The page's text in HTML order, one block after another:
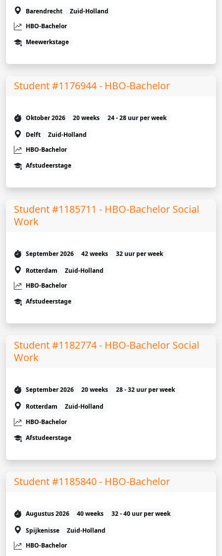
Barendrecht
Zuid-Holland
HBO-Bachelor
Meewerkstage
Student #1176944 - HBO-Bachelor
Oktober 2026 20 weeks
24 - 28 uur per week
Delft
Zuid-Holland
HBO-Bachelor
Afstudeerstage
Student #1185711 - HBO-Bachelor Social
Work
September 2026 42 weeks
32 uur per week
Rotterdam
Zuid-Holland
HBO-Bachelor
Afstudeerstage
Student #1182774 - HBO-Bachelor Social
Work
September 2026 20 weeks
28 - 32 uur per week
Rotterdam
Zuid-Holland
HBO-Bachelor
Afstudeerstage
Student #1185840 - HBO-Bachelor
Augustus 2026 40 weeks
32 - 40 uur per week
Spijkenisse
Zuid-Holland
HBO-Bachelor